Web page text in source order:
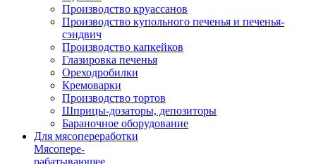
Производство круассанов
Производство купольного печенья и печенья-
сэндвич
Производство капкейков
Глазировка печенья
Ореходробилки
Кремоварки
Производство тортов
Шприцы-дозаторы, депозиторы
Бараночное оборудование
Для мясопереработки
Мясопере-